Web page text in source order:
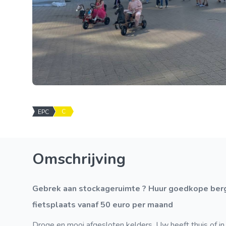
EPC C
Omschrijving
Gebrek aan stockageruimte ? Huur goedkope bergingen. Allerlei afmetingen en vanaf 75 euro. En een
fietsplaats vanaf 50 euro per maand